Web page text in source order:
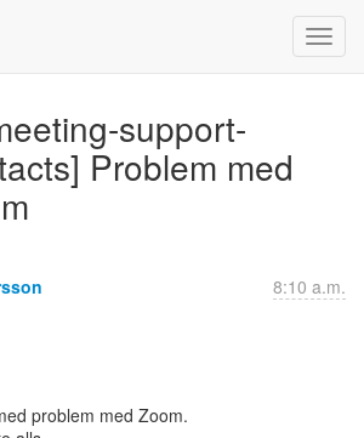
support-
Problem med
8:10 a.m.
problem med Zoom.